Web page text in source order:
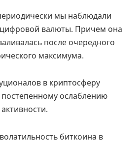
мы наблюдали
валюты. Причем она
после очередного
максимума.
в криптосферу
постепенному ослаблению
биткоина в